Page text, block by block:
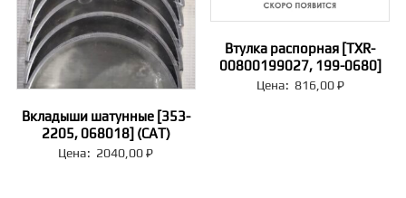
Вкладыши шатунные [353-
2205, 068018] (CAT)
Цена: 2040,00₽
Втулка распорная [TXR-
00800199027, 199-0680]
Цена: 816,00₽